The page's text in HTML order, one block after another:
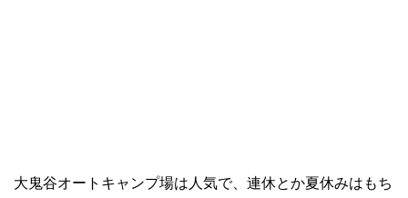
大鬼谷オートキャンプ場は人気で、連休とか夏休みはもち